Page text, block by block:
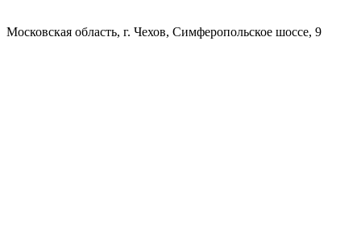
Московская область, г. Чехов, Симферопольское шоссе, 9